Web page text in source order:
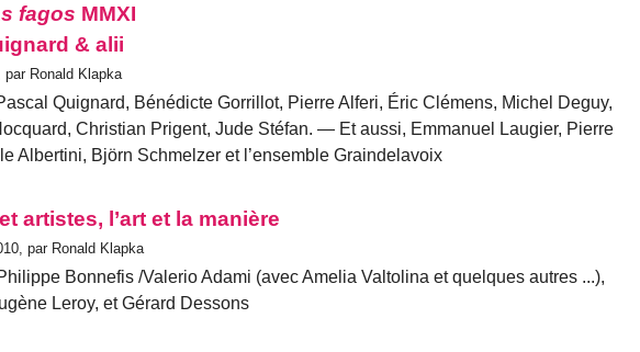
fagos MMXI
& alii
par Ronald Klapka
Quignard, Bénédicte Gorrillot, Pierre Alferi, Éric Clémens, Michel Deguy,
Christian Prigent, Jude Stéfan. — Et aussi, Emmanuel Laugier, Pierre
Albertini, Björn Schmelzer et l’ensemble Graindelavoix
artistes, l’art et la manière
par Ronald Klapka
Bonnefis /Valerio Adami (avec Amelia Valtolina et quelques autres ...),
Leroy, et Gérard Dessons